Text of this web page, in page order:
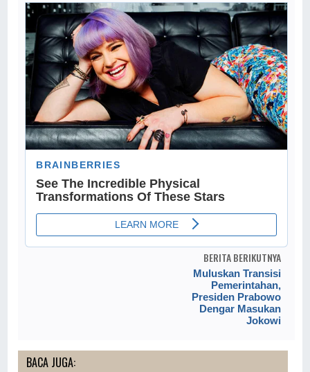
BERITA BERIKUTNYA
Muluskan Transisi
Pemerintahan,
Presiden Prabowo
Dengar Masukan
Jokowi
BACA JUGA: